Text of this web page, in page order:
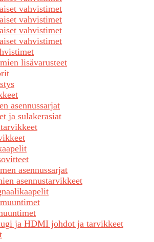
vahvistimet
vahvistimet
vahvistimet
vahvistimet
lisävarusteet
asennussarjat
ja sulakerasiat
asennussarjat
asennustarvikkeet
ja HDMI johdot ja tarvikkeet